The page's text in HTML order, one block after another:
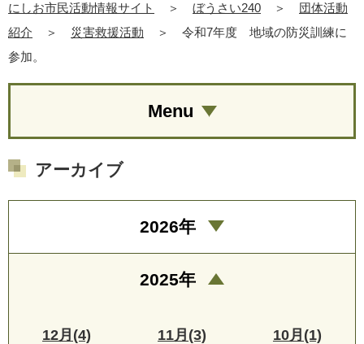
にしお市民活動情報サイト ＞ ぼうさい240 ＞
団体活動
紹介
＞ 災害救援活動 ＞
令和7年度 地域の防災訓練に
参加。
Menu
アーカイブ
2026年
2025年
12月(4) 11月(3) 10月(1)